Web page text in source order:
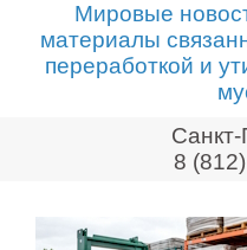
Видео
Новости
Мировые
материалы
переработкой и
Санкт-
8